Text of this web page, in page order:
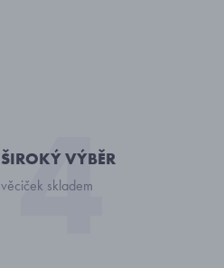
ŠIROKÝ VÝBĚR
věciček skladem